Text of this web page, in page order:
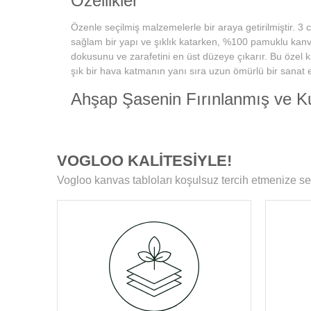
Özenle seçilmiş malzemelerle bir araya getirilmiştir. 3
sağlam bir yapı ve şıklık katarken, %100 pamuklu
dokusunu ve zarafetini en üst düzeye çıkarır. Bu özel
şık bir hava katmanın yanı sıra uzun ömürlü bir sanat
Ahşap Şasenin Fırınlanmış ve
boyunca ilk günkü formunu korur.
Yüksek Çözünürlüklü
ömür boyu solmama garantisi sunar. Ayrıca, baskı
koruyucu ile tablolar, canlılıklarını her zaman korur ve
Kenar Baskısıyla Tablolarımızın
Resmin dokusu ve renklerinin zarif bir şekilde devam
Bu detay, tablolarımızı ek çerçeve ihtiyacı olmadan
VOGLOO KALİTESİYLE!
Vogloo kanvas tabloları koşulsuz tercih etmenize